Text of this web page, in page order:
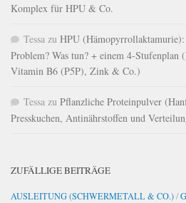
Komplex für HPU & Co.
Tessa zu HPU (Hämopyrrollaktamurie):
Problem? Was tun? + einem 4-Stufenplan
Vitamin B6 (P5P), Zink & Co.)
Tessa zu Pflanzliche Proteinpulver
Presskuchen, Antinährstoffen und
ZUFÄLLIGE BEITRÄGE
AUSLEITUNG (SCHWERMETALL & CO.)/